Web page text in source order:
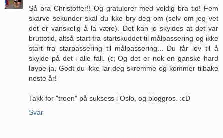
Så bra Christoffer!! Og gratulerer med veldig bra tid! Fem
skarve sekunder skal du ikke bry deg om (selv om jeg vet
det er vanskelig å la være). Det kan jo skyldes at det var
bruttotid, altså start fra startskuddet til målpassering og ikke
start fra starpassering til målpassering... Du får lov til å
skylde på det i alle fall. (c; Og det er nok en ganske hard
løype ja. Godt du ikke lar deg skremme og kommer tilbake
neste år!
Takk for "troen" på suksess i Oslo, og bloggros. :cD
Svar